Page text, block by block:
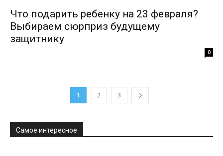
Что подарить ребенку на 23 февраля?
Выбираем сюрприз будущему
защитнику
0
1 2 3
Самое интересное